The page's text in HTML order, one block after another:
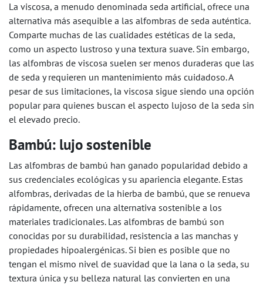
La viscosa, a menudo denominada seda artificial, ofrece una
alternativa más asequible a las alfombras de seda auténtica.
Comparte muchas de las cualidades estéticas de la seda,
como un aspecto lustroso y una textura suave. Sin embargo,
las alfombras de viscosa suelen ser menos duraderas que las
de seda y requieren un mantenimiento más cuidadoso. A
pesar de sus limitaciones, la viscosa sigue siendo una opción
popular para quienes buscan el aspecto lujoso de la seda sin
el elevado precio.
Bambú: lujo sostenible
Las alfombras de bambú han ganado popularidad debido a
sus credenciales ecológicas y su apariencia elegante. Estas
alfombras, derivadas de la hierba de bambú, que se renueva
rápidamente, ofrecen una alternativa sostenible a los
materiales tradicionales. Las alfombras de bambú son
conocidas por su durabilidad, resistencia a las manchas y
propiedades hipoalergénicas. Si bien es posible que no
tengan el mismo nivel de suavidad que la lana o la seda, su
textura única y su belleza natural las convierten en una